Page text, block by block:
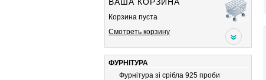
Корзина пуста
Смотреть корзину
ФУРНІТУРА
Фурнітура зі срібла 925 проби